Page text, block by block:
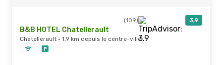
(109) 3,9
B&B HOTEL Chatellerault
Chatellerault · 1,9 km depuis le centre-ville